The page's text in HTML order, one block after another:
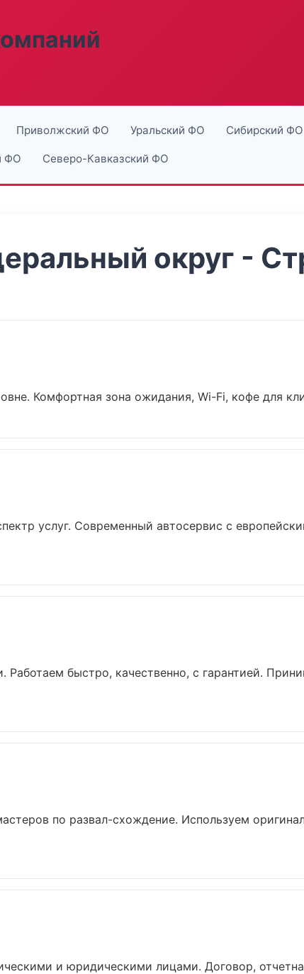
Приволжский ФО Уральский ФО Сибирский ФО
ФО Северо-Кавказский ФО
округ -
Комфортная зона ожидания, Wi-Fi, кофе для
услуг. Современный автосервис с
Работаем быстро, качественно, с гарантией.
по развал-схождение. Используем
и юридическими лицами. Договор,